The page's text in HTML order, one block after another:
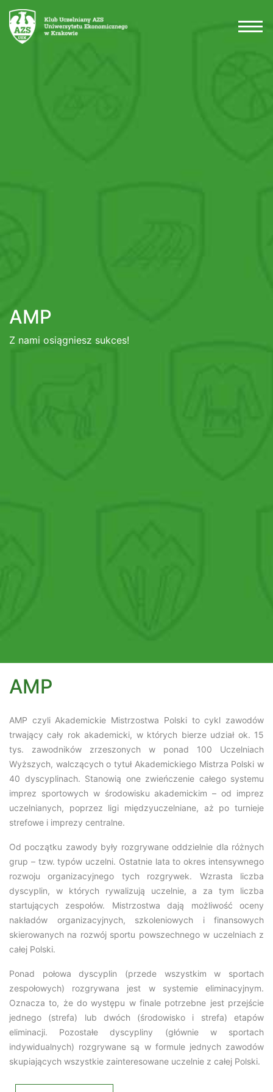
AMP
Z nami osiągniesz sukces!
AMP
AMP czyli Akademickie Mistrzostwa Polski to cykl zawodów
trwający cały rok akademicki, w których bierze udział ok. 15
tys. zawodników zrzeszonych w ponad 100 Uczelniach
Wyższych, walczących o tytuł Akademickiego Mistrza Polski w
40 dyscyplinach. Stanowią one zwieńczenie całego systemu
imprez sportowych w środowisku akademickim – od imprez
uczelnianych, poprzez ligi międzyuczelniane, aż po turnieje
strefowe i imprezy centralne.
Od początku zawody były rozgrywane oddzielnie dla różnych
grup – tzw. typów uczelni. Ostatnie lata to okres intensywnego
rozwoju organizacyjnego tych rozgrywek. Wzrasta liczba
dyscyplin, w których rywalizują uczelnie, a za tym liczba
startujących zespołów. Mistrzostwa dają możliwość oceny
nakładów organizacyjnych, szkoleniowych i finansowych
skierowanych na rozwój sportu powszechnego w uczelniach z
całej Polski.
Ponad połowa dyscyplin (przede wszystkim w sportach
zespołowych) rozgrywana jest w systemie eliminacyjnym.
Oznacza to, że do występu w finale potrzebne jest przejście
jednego (strefa) lub dwóch (środowisko i strefa) etapów
eliminacji. Pozostałe dyscypliny (głównie w sportach
indywidualnych) rozgrywane są w formule jednych zawodów
skupiających wszystkie zainteresowane uczelnie z całej Polski.